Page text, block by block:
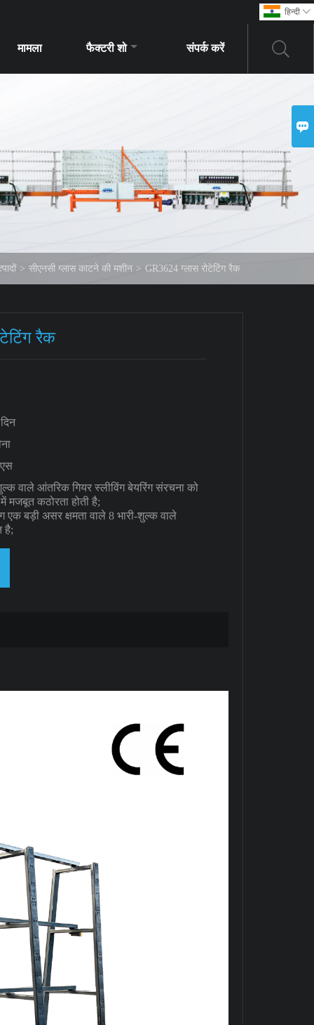
हिन्दी 
मामला फैक्टरी शो संपर्क करें
> सीएनसी ग्लास काटने की मशीन > GR3624 ग्लास रोटेटिंग रैक
रैक
वाले आंतरिक गियर स्लीविंग बेयरिंग संरचना को
मजबूत कठोरता होती है;
एक बड़ी असर क्षमता वाले 8 भारी-शुल्क वाले
है;
